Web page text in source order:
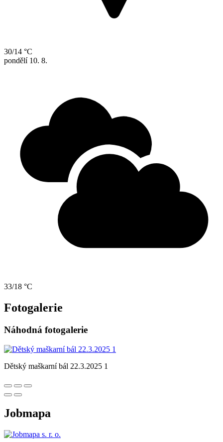
30/14 °C
pondělí 10. 8.
33/18 °C
Fotogalerie
Náhodná fotogalerie
Dětský maškarní bál 22.3.2025 1
Jobmapa